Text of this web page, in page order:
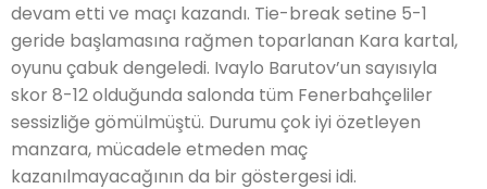
devam etti ve maçı kazandı. Tie-break setine 5-1
geride başlamasına rağmen toparlanan Kara kartal,
oyunu çabuk dengeledi. Ivaylo Barutov’un sayısıyla
skor 8-12 olduğunda salonda tüm Fenerbahçeliler
sessizliğe gömülmüştü. Durumu çok iyi özetleyen
manzara, mücadele etmeden maç
kazanılmayacağının da bir göstergesi idi.